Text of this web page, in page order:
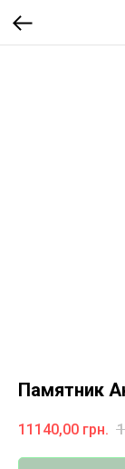
Памятник
11140,00 грн.